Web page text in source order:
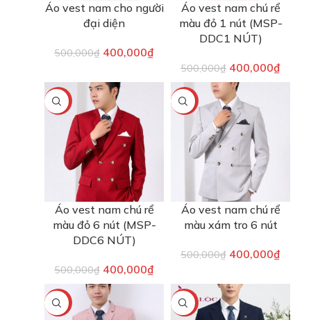
Áo vest nam cho người
đại diện
500,000₫ 400,000₫
Áo vest nam chú rể
màu đỏ 1 nút (MSP-
DDC1 NÚT)
500,000₫ 400,000₫
-20%
Áo vest nam chú rể
màu đỏ 6 nút (MSP-
DDC6 NÚT)
500,000₫ 400,000₫
-20%
Áo vest nam chú rể
màu xám tro 6 nút
500,000₫ 400,000₫
-20% -17%